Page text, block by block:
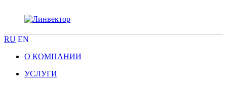
RU EN
О КОМПАНИИ
УСЛУГИ